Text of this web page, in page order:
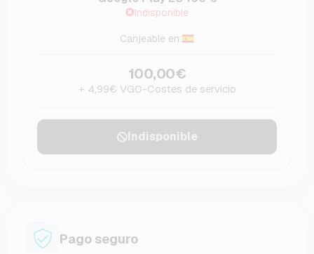
Indisponible
Canjeable en:
100,00€
+ 4,99€ VGO-Costes de servicio
Indisponible
Pago seguro